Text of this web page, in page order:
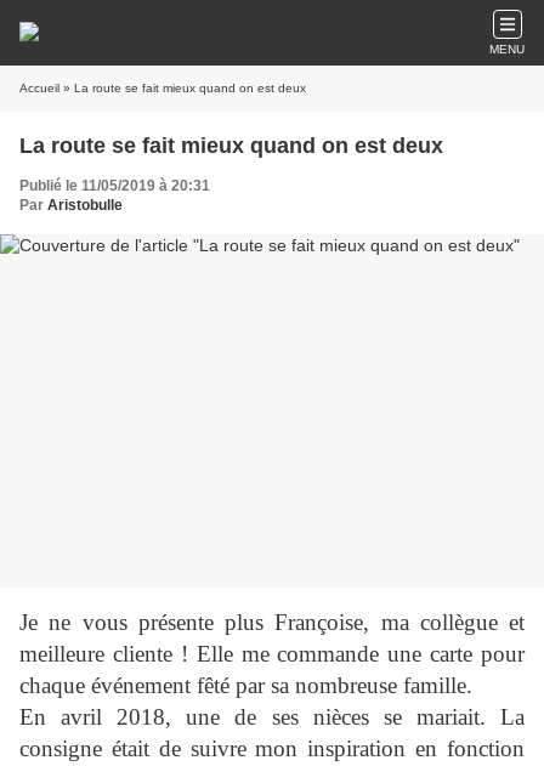
MENU
Accueil » La route se fait mieux quand on est deux
La route se fait mieux quand on est deux
Publié le 11/05/2019 à 20:31
Par Aristobulle
Je ne vous présente plus Françoise, ma collègue et
meilleure cliente ! Elle me commande une carte pour
chaque événement fêté par sa nombreuse famille.
En avril 2018, une de ses nièces se mariait. La
consigne était de suivre mon inspiration en fonction